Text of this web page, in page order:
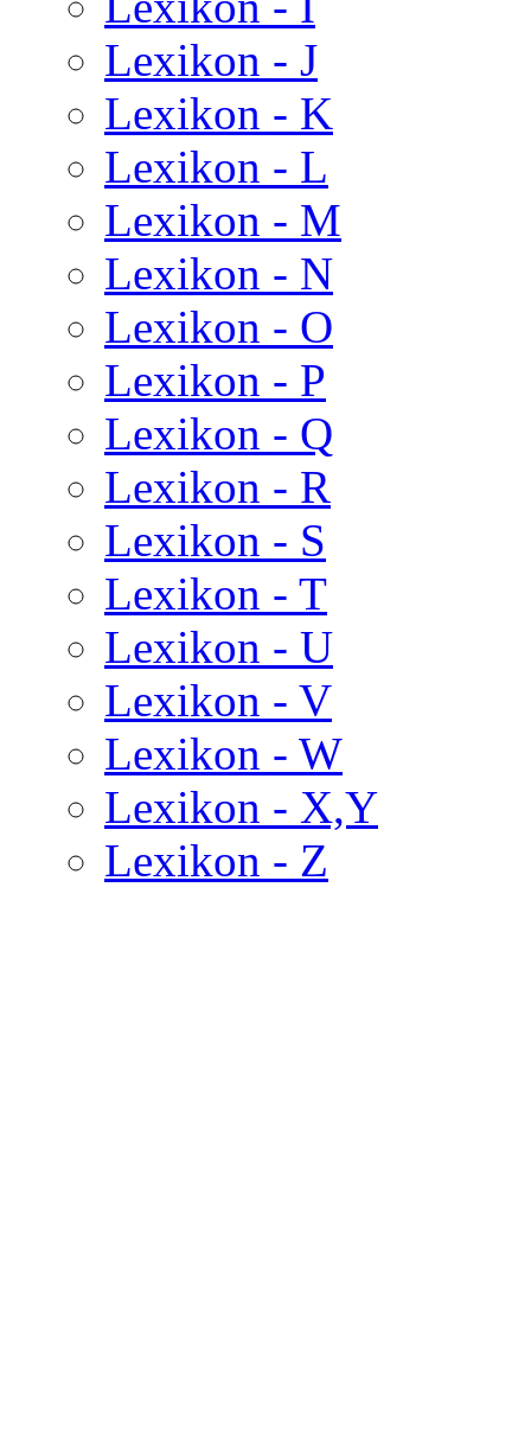
Lexikon - J
Lexikon - K
Lexikon - L
Lexikon - M
Lexikon - N
Lexikon - O
Lexikon - P
Lexikon - Q
Lexikon - R
Lexikon - S
Lexikon - T
Lexikon - U
Lexikon - V
Lexikon - W
Lexikon - X,Y
Lexikon - Z